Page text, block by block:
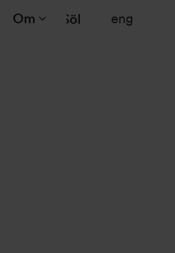
Om Sök eng